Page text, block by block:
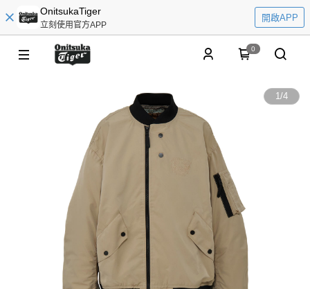
OnitsukaTiger
立刻使用官方APP
開啟APP
0
1/4